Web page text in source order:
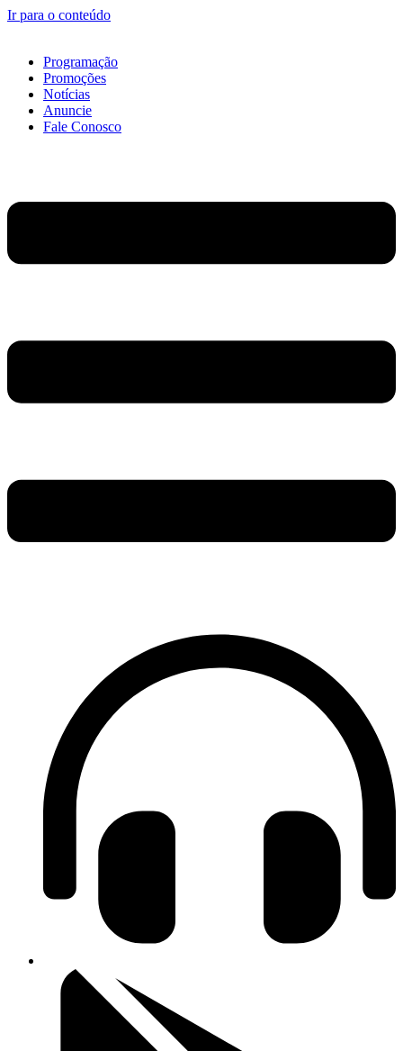
Ir para o conteúdo
Programação
Promoções
Notícias
Anuncie
Fale Conosco